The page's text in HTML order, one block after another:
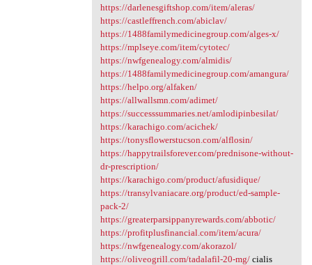
https://darlenesgiftshop.com/item/aleras/
https://castleffrench.com/abiclav/
https://1488familymedicinegroup.com/alges-x/
https://mplseye.com/item/cytotec/
https://nwfgenealogy.com/almidis/
https://1488familymedicinegroup.com/amangura/
https://helpo.org/alfaken/
https://allwallsmn.com/adimet/
https://successsummaries.net/amlodipinbesilat/
https://karachigo.com/acichek/
https://tonysflowerstucson.com/alflosin/
https://happytrailsforever.com/prednisone-without-
dr-prescription/
https://karachigo.com/product/afusidique/
https://transylvaniacare.org/product/ed-sample-
pack-2/
https://greaterparsippanyrewards.com/abbotic/
https://profitplusfinancial.com/item/acura/
https://nwfgenealogy.com/akorazol/
https://oliveogrill.com/tadalafil-20-mg/cialis